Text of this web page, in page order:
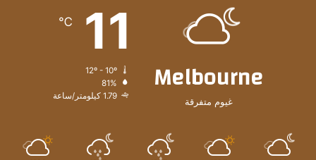
Melbourne
غيوم متفرقة
11
℃
81%
1.79 كيلومتر/ساعة